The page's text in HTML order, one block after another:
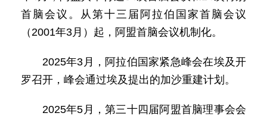
首脑会议。从第十三届阿拉伯国家首脑会议
（2001年3月）起，阿盟首脑会议机制化。
2025年3月，阿拉伯国家紧急峰会在埃及开
罗召开，峰会通过埃及提出的加沙重建计划。
2025年5月，第三十四届阿盟首脑理事会会